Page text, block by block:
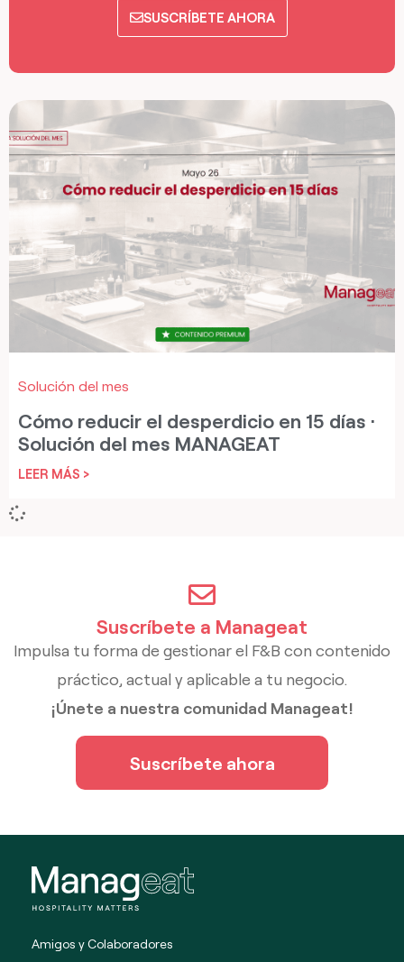
SUSCRÍBETE AHORA
Solución del mes
Cómo reducir el desperdicio en 15 días ·
Solución del mes MANAGEAT
LEER MÁS >
Suscríbete a Manageat
Impulsa tu forma de gestionar el F&B con contenido
práctico, actual y aplicable a tu negocio.
¡Únete a nuestra comunidad Manageat!
Suscríbete ahora
Amigos y Colaboradores